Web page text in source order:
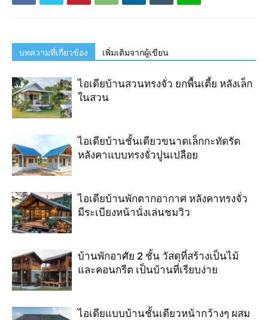
บทความที่เกี่ยวข้อง เพิ่มเติมจากผู้เขียน
ไอเดียบ้านสวนทรงจั่ว ยกพื้นเตี้ย หลังเล็ก
ในสวน
ไอเดียบ้านชั้นเดียวขนาดเล็กกะทัดรัด
หลังคาแบบทรงจั่วปูนเปลือย
ไอเดียบ้านพักตากอากาศ หลังคาทรงจั่ว
มีระเบียงหน้านั่งเล่นชมวิว
บ้านพักอาศัย 2 ชั้น วัสดุที่สร้างเป็นไม้
และคอนกรีต เป็นบ้านที่เรียบง่าย
ไอเดียแบบบ้านชั้นเดียวหน้ากว้างๆ ผสม